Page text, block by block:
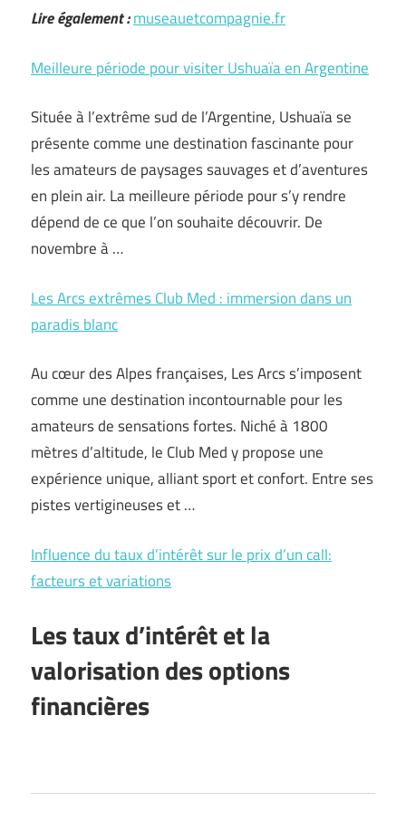
Lire également :museauetcompagnie.fr
Meilleure période pour visiter Ushuaïa en Argentine
Située à l’extrême sud de l’Argentine, Ushuaïa se
présente comme une destination fascinante pour
les amateurs de paysages sauvages et d’aventures
en plein air. La meilleure période pour s’y rendre
dépend de ce que l’on souhaite découvrir. De
novembre à …
Les Arcs extrêmes Club Med : immersion dans un
paradis blanc
Au cœur des Alpes françaises, Les Arcs s’imposent
comme une destination incontournable pour les
amateurs de sensations fortes. Niché à 1800
mètres d’altitude, le Club Med y propose une
expérience unique, alliant sport et confort. Entre ses
pistes vertigineuses et …
Influence du taux d’intérêt sur le prix d’un call:
facteurs et variations
Les taux d’intérêt et la
valorisation des options
financières